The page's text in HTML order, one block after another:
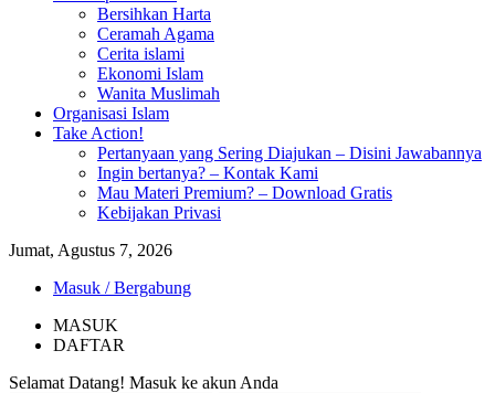
Bersihkan Harta
Ceramah Agama
Cerita islami
Ekonomi Islam
Wanita Muslimah
Organisasi Islam
Take Action!
Pertanyaan yang Sering Diajukan – Disini Jawabannya
Ingin bertanya? – Kontak Kami
Mau Materi Premium? – Download Gratis
Kebijakan Privasi
Jumat, Agustus 7, 2026
Masuk / Bergabung
MASUK
DAFTAR
Selamat Datang! Masuk ke akun Anda